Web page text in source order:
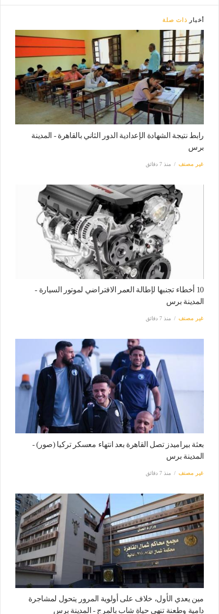
أخبار ذات صلة
رابط نتيجة الشهادة الإعدادية الدور الثاني بالقاهرة - المدينة
برس
غير مصنف منذ 7 دقائق
10 أخطاء تجنبها لإطالة العمر الافتراضي لموتور السيارة -
المدينة برس
غير مصنف منذ 7 دقائق
بعثة بيراميدز تصل القاهرة بعد انتهاء معسكر تركيا (صور) -
المدينة برس
غير مصنف منذ 7 دقائق
مين يعدي الأول، خلاف على أولوية المرور يتحول لمشاجرة
دامية وطعنة تنهي حياة شاب بالمرج - المدينة برس